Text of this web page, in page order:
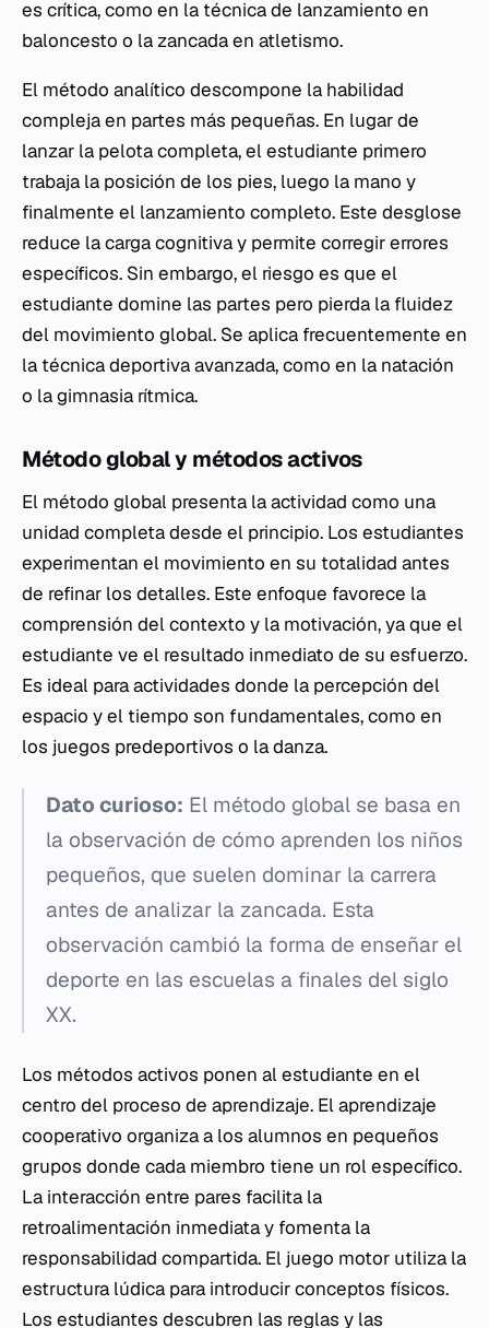
es crítica, como en la técnica de lanzamiento en
baloncesto o la zancada en atletismo.
El método analítico descompone la habilidad
compleja en partes más pequeñas. En lugar de
lanzar la pelota completa, el estudiante primero
trabaja la posición de los pies, luego la mano y
finalmente el lanzamiento completo. Este desglose
reduce la carga cognitiva y permite corregir errores
específicos. Sin embargo, el riesgo es que el
estudiante domine las partes pero pierda la fluidez
del movimiento global. Se aplica frecuentemente en
la técnica deportiva avanzada, como en la natación
o la gimnasia rítmica.
Método global y métodos activos
El método global presenta la actividad como una
unidad completa desde el principio. Los estudiantes
experimentan el movimiento en su totalidad antes
de refinar los detalles. Este enfoque favorece la
comprensión del contexto y la motivación, ya que el
estudiante ve el resultado inmediato de su esfuerzo.
Es ideal para actividades donde la percepción del
espacio y el tiempo son fundamentales, como en
los juegos predeportivos o la danza.
Dato curioso: El método global se basa en
la observación de cómo aprenden los niños
pequeños, que suelen dominar la carrera
antes de analizar la zancada. Esta
observación cambió la forma de enseñar el
deporte en las escuelas a finales del siglo
XX.
Los métodos activos ponen al estudiante en el
centro del proceso de aprendizaje. El aprendizaje
cooperativo organiza a los alumnos en pequeños
grupos donde cada miembro tiene un rol específico.
La interacción entre pares facilita la
retroalimentación inmediata y fomenta la
responsabilidad compartida. El juego motor utiliza la
estructura lúdica para introducir conceptos físicos.
Los estudiantes descubren las reglas y las